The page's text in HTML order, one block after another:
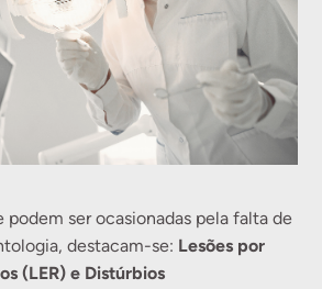
podem ser ocasionadas pela falta de
destacam-se: Lesões por
(LER) e Distúrbios